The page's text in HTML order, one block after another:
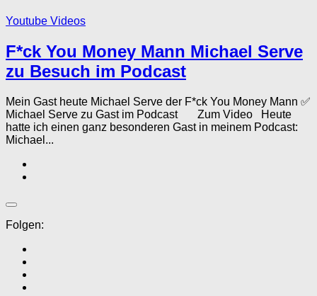
Youtube Videos
F*ck You Money Mann Michael Serve
zu Besuch im Podcast
Mein Gast heute Michael Serve der F*ck You Money Mann ✅
Michael Serve zu Gast im Podcast Zum Video Heute
hatte ich einen ganz besonderen Gast in meinem Podcast:
Michael...
Folgen: